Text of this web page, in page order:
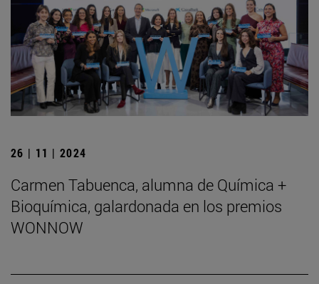
26 | 11 | 2024
Carmen Tabuenca, alumna de Química +
Bioquímica, galardonada en los premios
WONNOW